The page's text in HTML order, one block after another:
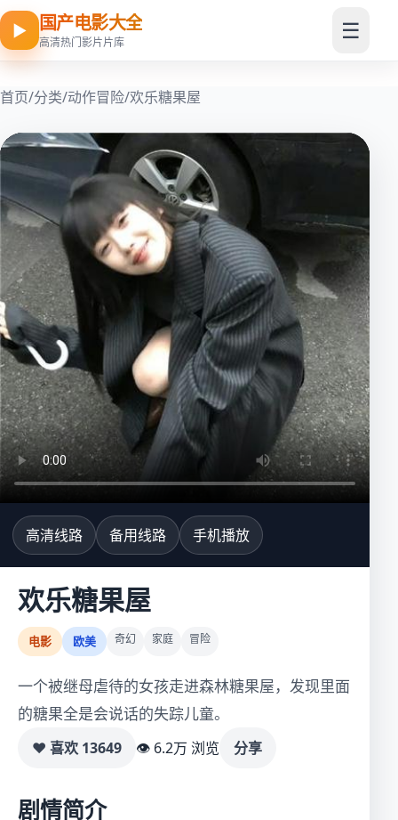
▶ 国产电影大全
高清热门影片片库 ☰
首页/分类/动作冒险/欢乐糖果屋
高清线路 备用线路 手机播放
欢乐糖果屋
电影 欧美 奇幻 家庭 冒险
一个被继母虐待的女孩走进森林糖果屋，发现里面
的糖果全是会说话的失踪儿童。
♥ 喜欢 13649 👁 6.2万 浏览 分享
剧情简介